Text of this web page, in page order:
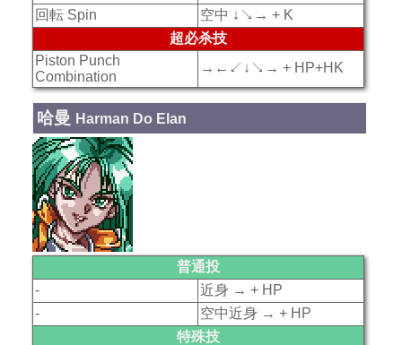
回転 Spin
空中 ↓↘→ + K
超必杀技
Piston Punch
Combination
→←↙↓↘→ + HP+HK
哈曼 Harman Do Elan
普通投
-
近身 → + HP
-
空中近身 → + HP
特殊技